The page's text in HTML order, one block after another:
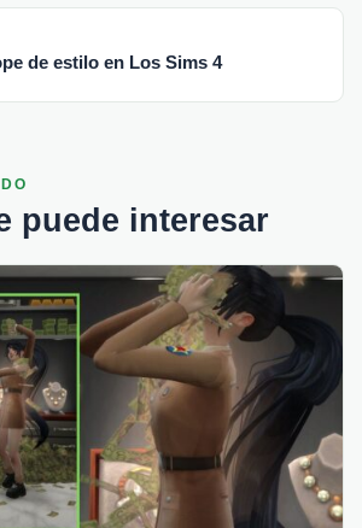
de estilo en Los Sims 4
puede interesar